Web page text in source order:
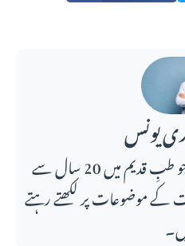
یونس
اس مضمون کے لکھاری، جو طبِ قدیم میں 20 سال سے
کے موضوعات پر لکھتے رہتے